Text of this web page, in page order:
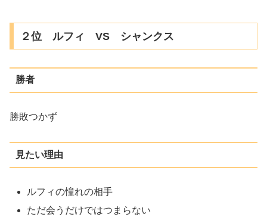
２位 ルフィ VS シャンクス
勝者
勝敗つかず
見たい理由
ルフィの憧れの相手
ただ会うだけではつまらない